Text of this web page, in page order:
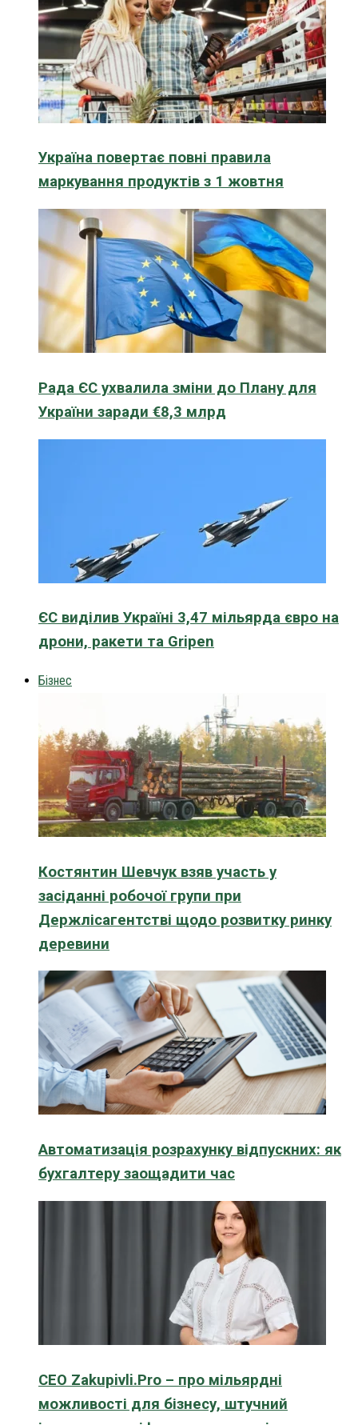
Україна повертає повні правила
маркування продуктів з 1 жовтня
Рада ЄС ухвалила зміни до Плану для
України заради €8,3 млрд
ЄС виділив Україні 3,47 мільярда євро на
дрони, ракети та Gripen
Бізнес
Костянтин Шевчук взяв участь у
засіданні робочої групи при
Держлісагентстві щодо розвитку ринку
деревини
Автоматизація розрахунку відпускних: як
бухгалтеру заощадити час
CEO Zakupivli.Pro – про мільярдні
можливості для бізнесу, штучний